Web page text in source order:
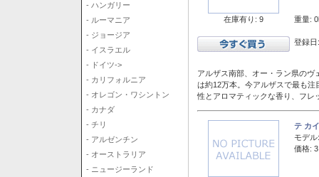
- ハンガリー
- ルーマニア
- ジョージア
- イスラエル
- ドイツ->
- カリフォルニア
- オレゴン・ワシントン
- カナダ
- チリ
- アルゼンチン
- オーストラリア
- ニュージーランド
在庫有り: 9 重量:
登録
アルザス南部、オー・ラン県の
は約12万本。今アルザスで最も
性とアロマティックな香り、フレ
テ カ
モデル:
価格: